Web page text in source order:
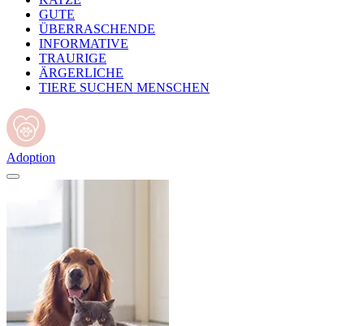
GUTE
ÜBERRASCHENDE
INFORMATIVE
TRAURIGE
ÄRGERLICHE
TIERE SUCHEN MENSCHEN
Adoption